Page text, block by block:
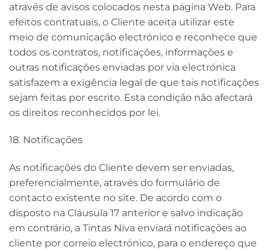
através de avisos colocados nesta página Web. Para
efeitos contratuais, o Cliente aceita utilizar este
meio de comunicação electrónico e reconhece que
todos os contratos, notificações, informações e
outras notificações enviadas por via electrónica
satisfazem a exigência legal de que tais notificações
sejam feitas por escrito. Esta condição não afectará
os direitos reconhecidos por lei.
18. Notificações
As notificações do Cliente devem ser enviadas,
preferencialmente, através do formulário de
contacto existente no site. De acordo com o
disposto na Cláusula 17 anterior e salvo indicação
em contrário, a Tintas Niva enviará notificações ao
cliente por correio electrónico, para o endereço que